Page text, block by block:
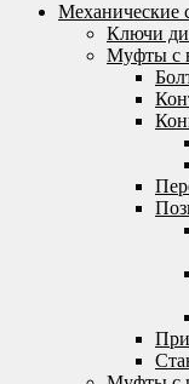
Механические
Ключи
Муфты с